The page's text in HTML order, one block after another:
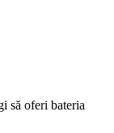
să oferi bateria